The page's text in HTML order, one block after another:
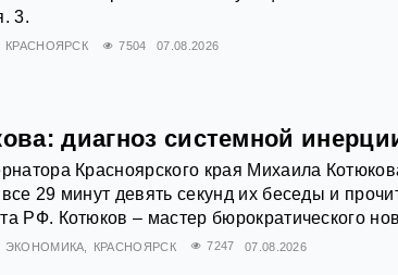
3.
КРАСНОЯРСК 7504 07.08.2026
диагноз системной
Красноярского края Михаила
29 минут девять секунд их беседы и
РФ. Котюков – мастер бюрократического
ЭКОНОМИКА КРАСНОЯРСК 7247 07.08.2026